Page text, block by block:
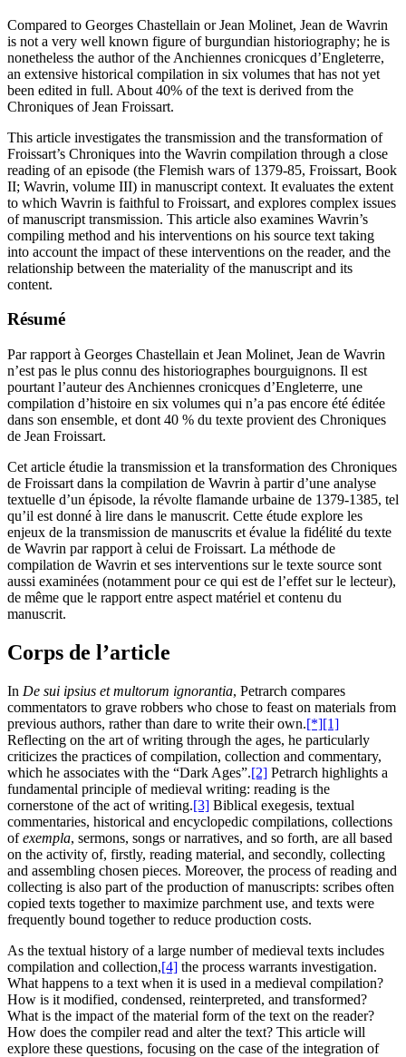
Compared to Georges Chastellain or Jean Molinet, Jean de Wavrin
is not a very well known figure of burgundian historiography; he is
nonetheless the author of the Anchiennes cronicques d’Engleterre,
an extensive historical compilation in six volumes that has not yet
been edited in full. About 40% of the text is derived from the
Chroniques of Jean Froissart.
This article investigates the transmission and the transformation of
Froissart’s Chroniques into the Wavrin compilation through a close
reading of an episode (the Flemish wars of 1379-85, Froissart, Book
II; Wavrin, volume III) in manuscript context. It evaluates the extent
to which Wavrin is faithful to Froissart, and explores complex issues
of manuscript transmission. This article also examines Wavrin’s
compiling method and his interventions on his source text taking
into account the impact of these interventions on the reader, and the
relationship between the materiality of the manuscript and its
content.
Résumé
Par rapport à Georges Chastellain et Jean Molinet, Jean de Wavrin
n’est pas le plus connu des historiographes bourguignons. Il est
pourtant l’auteur des Anchiennes cronicques d’Engleterre, une
compilation d’histoire en six volumes qui n’a pas encore été éditée
dans son ensemble, et dont 40 % du texte provient des Chroniques
de Jean Froissart.
Cet article étudie la transmission et la transformation des Chroniques
de Froissart dans la compilation de Wavrin à partir d’une analyse
textuelle d’un épisode, la révolte flamande urbaine de 1379-1385, tel
qu’il est donné à lire dans le manuscrit. Cette étude explore les
enjeux de la transmission de manuscrits et évalue la fidélité du texte
de Wavrin par rapport à celui de Froissart. La méthode de
compilation de Wavrin et ses interventions sur le texte source sont
aussi examinées (notamment pour ce qui est de l’effet sur le lecteur),
de même que le rapport entre aspect matériel et contenu du
manuscrit.
Corps de l’article
In De sui ipsius et multorum ignorantia, Petrarch compares
commentators to grave robbers who chose to feast on materials from
previous authors, rather than dare to write their own.[*][1]
Reflecting on the art of writing through the ages, he particularly
criticizes the practices of compilation, collection and commentary,
which he associates with the “Dark Ages”.[2] Petrarch highlights a
fundamental principle of medieval writing: reading is the
cornerstone of the act of writing.[3] Biblical exegesis, textual
commentaries, historical and encyclopedic compilations, collections
ofexempla, sermons, songs or narratives, and so forth, are all based
on the activity of, firstly, reading material, and secondly, collecting
and assembling chosen pieces. Moreover, the process of reading and
collecting is also part of the production of manuscripts: scribes often
copied texts together to maximize parchment use, and texts were
frequently bound together to reduce production costs.
As the textual history of a large number of medieval texts includes
compilation and collection,[4] the process warrants investigation.
What happens to a text when it is used in a medieval compilation?
How is it modified, condensed, reinterpreted, and transformed?
What is the impact of the material form of the text on the reader?
How does the compiler read and alter the text? This article will
explore these questions, focusing on the case of the integration of